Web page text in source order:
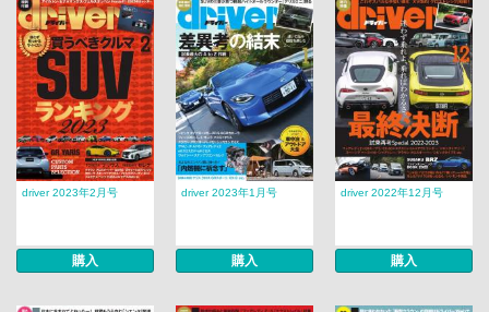
driver 2023年2月号
購入
driver 2023年1月号
購入
driver 2022年12月号
購入